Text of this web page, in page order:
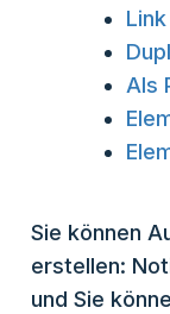
Als
Sie können
erstellen:
und Sie